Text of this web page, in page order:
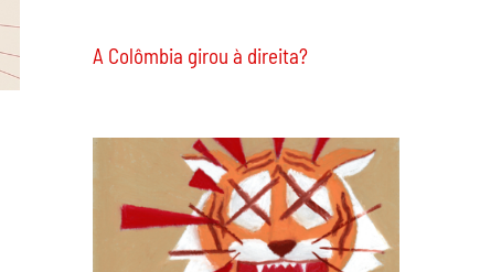
A Colômbia girou à direita?